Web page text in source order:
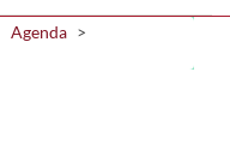
Agenda